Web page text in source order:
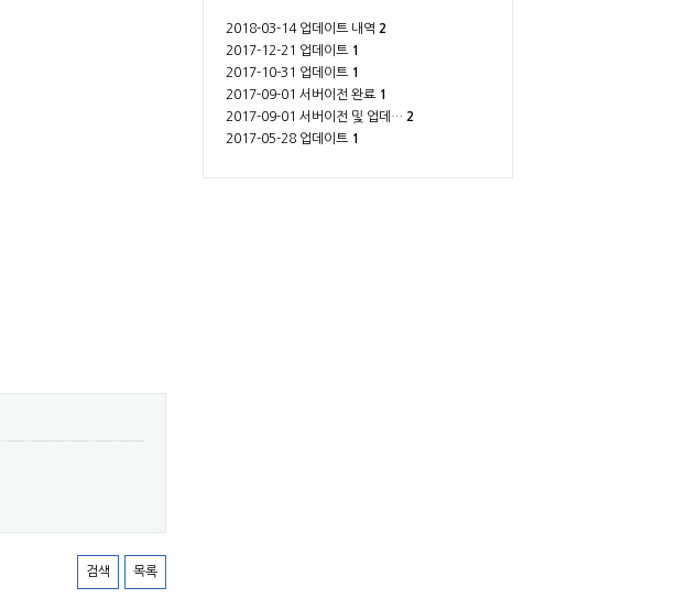
2018-03-14 업데이트 내역 2
2017-12-21 업데이트 1
2017-10-31 업데이트 1
2017-09-01 서버이전 완료 1
2017-09-01 서버이전 및 업데… 2
2017-05-28 업데이트 1
검색 목록